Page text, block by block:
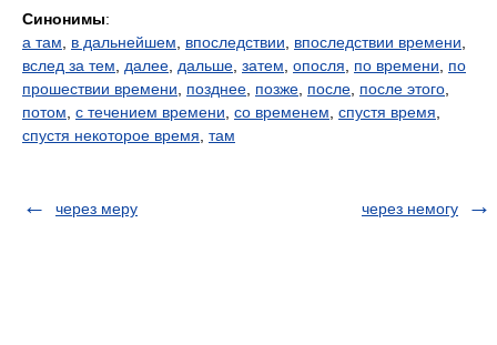
Синонимы:
а там
в дальнейшем впоследствии впоследствии времени
вслед за тем
далее дальше затем опосля по времени
по
прошествии времени
позднее позже после после этого
потом с течением времени со временем спустя время
спустя некоторое время там
через меру через немогу